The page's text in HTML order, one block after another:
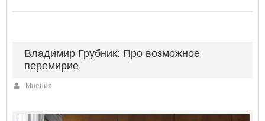
Владимир Грубник: Про возможное
перемирие
Мнения